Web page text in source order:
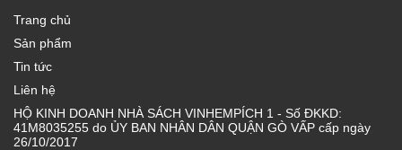
Trang chủ
Sản phẩm
Tin tức
Liên hệ
HỘ KINH DOANH NHÀ SÁCH VINHEMPÍCH 1 - Số ĐKKD:
41M8035255 do ỦY BAN NHÂN DÂN QUẬN GÒ VẤP cấp ngày
26/10/2017